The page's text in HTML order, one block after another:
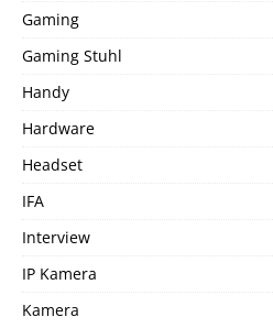
Gaming
Gaming Stuhl
Handy
Hardware
Headset
IFA
Interview
IP Kamera
Kamera